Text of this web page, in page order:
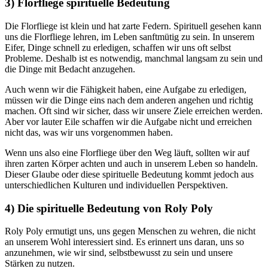
3) Florfliege spirituelle Bedeutung
Die Florfliege ist klein und hat zarte Federn. Spirituell gesehen kann
uns die Florfliege lehren, im Leben sanftmütig zu sein. In unserem
Eifer, Dinge schnell zu erledigen, schaffen wir uns oft selbst
Probleme. Deshalb ist es notwendig, manchmal langsam zu sein und
die Dinge mit Bedacht anzugehen.
Auch wenn wir die Fähigkeit haben, eine Aufgabe zu erledigen,
müssen wir die Dinge eins nach dem anderen angehen und richtig
machen. Oft sind wir sicher, dass wir unsere Ziele erreichen werden.
Aber vor lauter Eile schaffen wir die Aufgabe nicht und erreichen
nicht das, was wir uns vorgenommen haben.
Wenn uns also eine Florfliege über den Weg läuft, sollten wir auf
ihren zarten Körper achten und auch in unserem Leben so handeln.
Dieser Glaube oder diese spirituelle Bedeutung kommt jedoch aus
unterschiedlichen Kulturen und individuellen Perspektiven.
4) Die spirituelle Bedeutung von Roly Poly
Roly Poly ermutigt uns, uns gegen Menschen zu wehren, die nicht
an unserem Wohl interessiert sind. Es erinnert uns daran, uns so
anzunehmen, wie wir sind, selbstbewusst zu sein und unsere
Stärken zu nutzen.